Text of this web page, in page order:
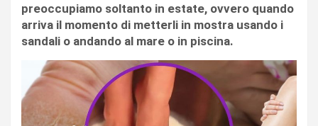
preoccupiamo soltanto in estate, ovvero quando
arriva il momento di metterli in mostra usando i
sandali o andando al mare o in piscina.